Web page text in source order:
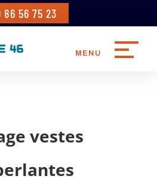
86 56 75 23
vestes